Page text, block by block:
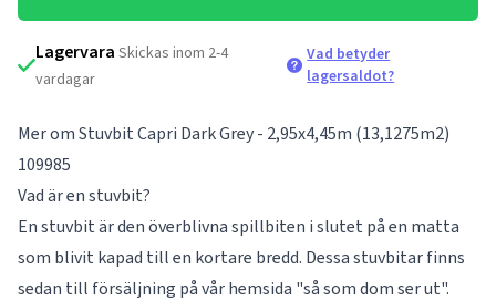
Lagervara Skickas inom 2-4
vardagar
Vad betyder
lagersaldot?
Mer om Stuvbit Capri Dark Grey - 2,95x4,45m (13,1275m2)
109985
Vad är en stuvbit?
En stuvbit är den överblivna spillbiten i slutet på en matta
som blivit kapad till en kortare bredd. Dessa stuvbitar finns
sedan till försäljning på vår hemsida "så som dom ser ut".